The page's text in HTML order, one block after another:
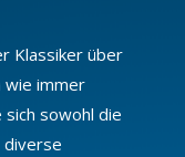
Klassiker über
wie immer
sowohl die
diverse